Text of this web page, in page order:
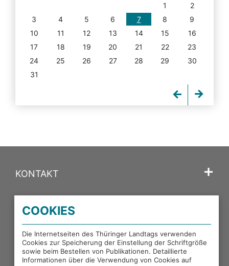
1
2
3
4 5 6 7 8
9
10
11 12 13 14 15
16
17
18 19 20 21 22
23
24
25 26 27 28 29
30
31
KONTAKT
PORTALE DES THÜRINGER LANDTAGS
EXTERNE LINKS
COOKIES
Die Internetseiten des Thüringer Landtags verwenden
Cookies zur Speicherung der Einstellung der Schriftgröße
sowie beim Bestellen von Publikationen. Detaillierte
Informationen über die Verwendung von Cookies auf